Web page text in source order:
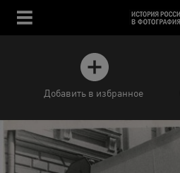
Добавить в избранное